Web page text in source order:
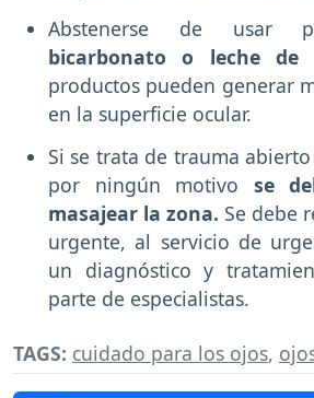
Abstenerse de usar
bicarbonato o leche de
productos pueden generar
en la superficie ocular.
Si se trata de trauma
por ningún motivo se
masajear la zona. Se debe
urgente, al servicio de
un diagnóstico y
parte de especialistas.
TAGS: cuidado para los ojos,